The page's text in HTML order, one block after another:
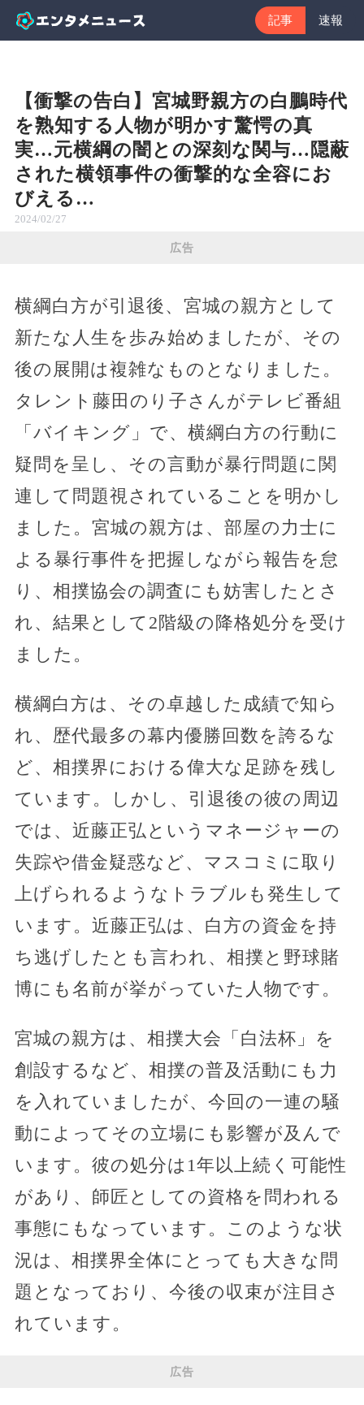
記事 速報
【衝撃の告白】宮城野親方の白鵬時代
を熟知する人物が明かす驚愕の真
実…元横綱の闇との深刻な関与…隠蔽
された横領事件の衝撃的な全容にお
びえる…
2024/02/27
広告
横綱白方が引退後、宮城の親方として
新たな人生を歩み始めましたが、その
後の展開は複雑なものとなりました。
タレント藤田のり子さんがテレビ番組
「バイキング」で、横綱白方の行動に
疑問を呈し、その言動が暴行問題に関
連して問題視されていることを明かし
ました。宮城の親方は、部屋の力士に
よる暴行事件を把握しながら報告を怠
り、相撲協会の調査にも妨害したとさ
れ、結果として2階級の降格処分を受け
ました。
横綱白方は、その卓越した成績で知ら
れ、歴代最多の幕内優勝回数を誇るな
ど、相撲界における偉大な足跡を残し
ています。しかし、引退後の彼の周辺
では、近藤正弘というマネージャーの
失踪や借金疑惑など、マスコミに取り
上げられるようなトラブルも発生して
います。近藤正弘は、白方の資金を持
ち逃げしたとも言われ、相撲と野球賭
博にも名前が挙がっていた人物です。
宮城の親方は、相撲大会「白法杯」を
創設するなど、相撲の普及活動にも力
を入れていましたが、今回の一連の騒
動によってその立場にも影響が及んで
います。彼の処分は1年以上続く可能性
があり、師匠としての資格を問われる
事態にもなっています。このような状
況は、相撲界全体にとっても大きな問
題となっており、今後の収束が注目さ
れています。
広告